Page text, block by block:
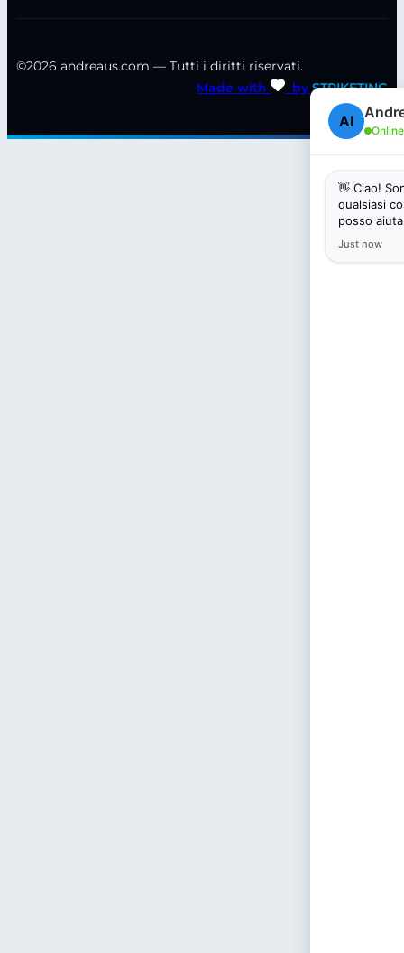
©2026 andreaus.com — Tutti i diritti riservati.
Made with
by STRIKETING